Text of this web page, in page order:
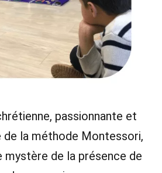
passionnante et
de la méthode Montessori,
mystère de la présence de